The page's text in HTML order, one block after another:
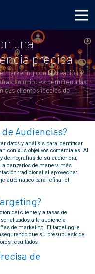
una
precisa
marketing con la creación y
soluciones permiten a las
sus clientes ideales de
de Audiencias?
datos y análisis para identificar
con sus objetivos comerciales. Al
demografías de su audiencia,
alcanzarlos de manera más
tradicional al aprovechar
automático para refinar el
del cliente y a tasas de
a la audiencia
de marketing. El targeting le
que su presupuesto de
resultados.
de